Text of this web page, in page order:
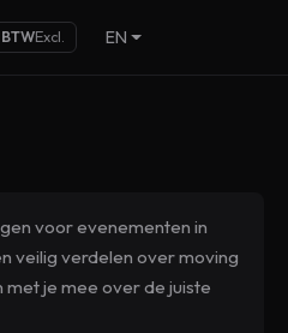
BTWExcl. EN
voor evenementen in
veilig verdelen over moving
je mee over de juiste